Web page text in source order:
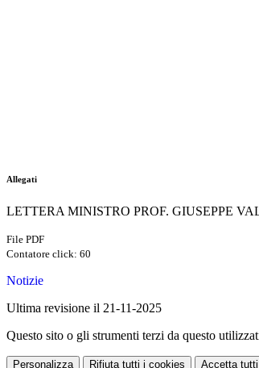
Allegati
LETTERA MINISTRO PROF. GIUSEPPE
File PDF
Contatore click: 60
Notizie
Ultima revisione il 21-11-2025
Questo sito o gli strumenti terzi da questo
Personalizza Rifiuta tutti i cookies Accetta tutti